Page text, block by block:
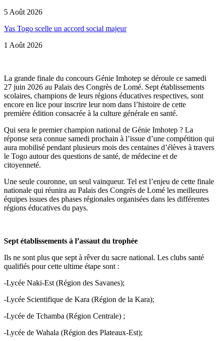
5 Août 2026
Yas Togo scelle un accord social majeur
1 Août 2026
La grande finale du concours Génie Imhotep se déroule ce samedi
27 juin 2026 au Palais des Congrès de Lomé. Sept établissements
scolaires, champions de leurs régions éducatives respectives, sont
encore en lice pour inscrire leur nom dans l’histoire de cette
première édition consacrée à la culture générale en santé.
Qui sera le premier champion national de Génie Imhotep ? La
réponse sera connue samedi prochain à l’issue d’une compétition qui
aura mobilisé pendant plusieurs mois des centaines d’élèves à travers
le Togo autour des questions de santé, de médecine et de
citoyenneté.
Une seule couronne, un seul vainqueur. Tel est l’enjeu de cette finale
nationale qui réunira au Palais des Congrès de Lomé les meilleures
équipes issues des phases régionales organisées dans les différentes
régions éducatives du pays.
Sept établissements à l’assaut du trophée
Ils ne sont plus que sept à rêver du sacre national. Les clubs santé
qualifiés pour cette ultime étape sont :
-Lycée Naki-Est (Région des Savanes);
-Lycée Scientifique de Kara (Région de la Kara);
-Lycée de Tchamba (Région Centrale) ;
-Lycée de Wahala (Région des Plateaux-Est);